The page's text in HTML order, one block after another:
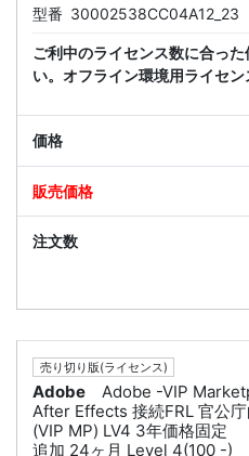
型番 30002538CC04A12_23
ご利中のライセンス数に合っ
い。オフライン環境用ライセン
売り切り版(ライセンス)
Adobe
Adobe -VIP
After Effects 接続FRL 官公
(VIP MP) LV4 3年価格固定
追加 24ヶ月 Level 4(100 -)